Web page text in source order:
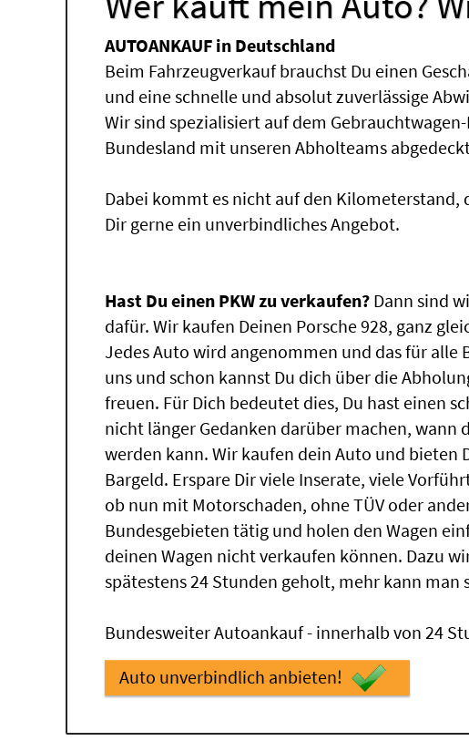
AUTOANKAUF in Deutschland
Beim Fahrzeugverkauf brauchst Du einen
und eine schnelle und absolut zuverlässige
Wir sind spezialisiert auf dem
Bundesland mit unseren Abholteams
Dabei kommt es nicht auf den Kilometerstand,
Dir gerne ein unverbindliches Angebot.
Hast Du einen PKW zu verkaufen? Dann sind
dafür. Wir kaufen Deinen Porsche 928, ganz
Jedes Auto wird angenommen und das für alle
uns und schon kannst Du dich über die
freuen. Für Dich bedeutet dies, Du hast einen
nicht länger Gedanken darüber machen, wann
werden kann. Wir kaufen dein Auto und bieten
Bargeld. Erspare Dir viele Inserate, viele
ob nun mit Motorschaden, ohne TÜV oder
Bundesgebieten tätig und holen den Wagen
deinen Wagen nicht verkaufen können. Dazu
spätestens 24 Stunden geholt, mehr kann man
Bundesweiter Autoankauf - innerhalb von 24
Auto unverbindlich anbieten!